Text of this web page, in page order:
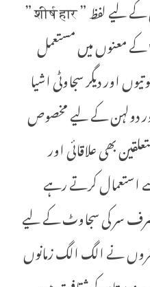
ہے۔ سنسکرت زبان میں اس کے لیے لفظ ” शीर्ष हार ”
کے معنوں میں مستعمل
اور دیگر سجاوٹی اشیا
دولہن کے لیے مخصوص
بھی علاقائی اور
استعمال کرتے رہے
صرف سر کی سجاوٹ کے لیے
نے الگ الگ زمانوں